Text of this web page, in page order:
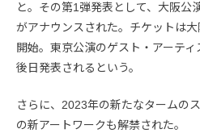
と。その第1弾発表として、大阪公
がアナウンスされた。チケットは
開始。東京公演のゲスト・アーテ
後日発表されるという。
さらに、2023年の新たなタームの
の新アートワークも解禁された。